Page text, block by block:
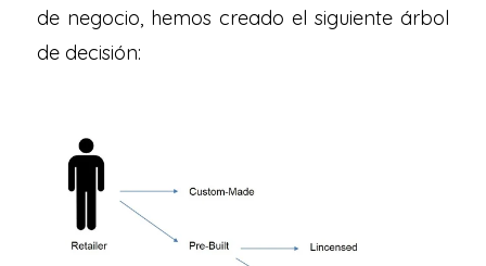
de negocio, hemos creado el siguiente árbol
de decisión: